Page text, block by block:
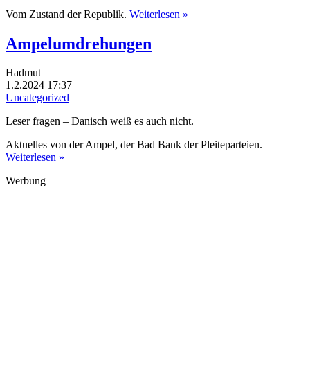
Vom Zustand der Republik. Weiterlesen »
Ampelumdrehungen
Hadmut
1.2.2024 17:37
Uncategorized
Leser fragen – Danisch weiß es auch nicht.
Aktuelles von der Ampel, der Bad Bank der Pleiteparteien.
Weiterlesen »
Werbung